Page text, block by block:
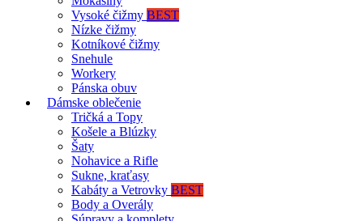
Vysoké čižmy BEST
Nízke čižmy
Kotníkové čižmy
Snehule
Workery
Pánska obuv
Dámske oblečenie
Tričká a Topy
Košele a Blúzky
Šaty
Nohavice a Rifle
Sukne, kraťasy
Kabáty a Vetrovky BEST
Body a Overály